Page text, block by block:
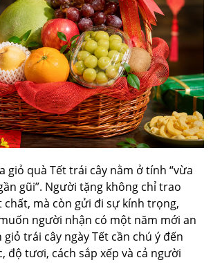
giỏ quà Tết trái cây nằm ở tính “vừa
gũi”. Người tặng không chỉ trao
mà còn gửi đi sự kính trọng,
người nhận có một năm mới an
giỏ trái cây ngày Tết cần chú ý đến
độ tươi, cách sắp xếp và cả người